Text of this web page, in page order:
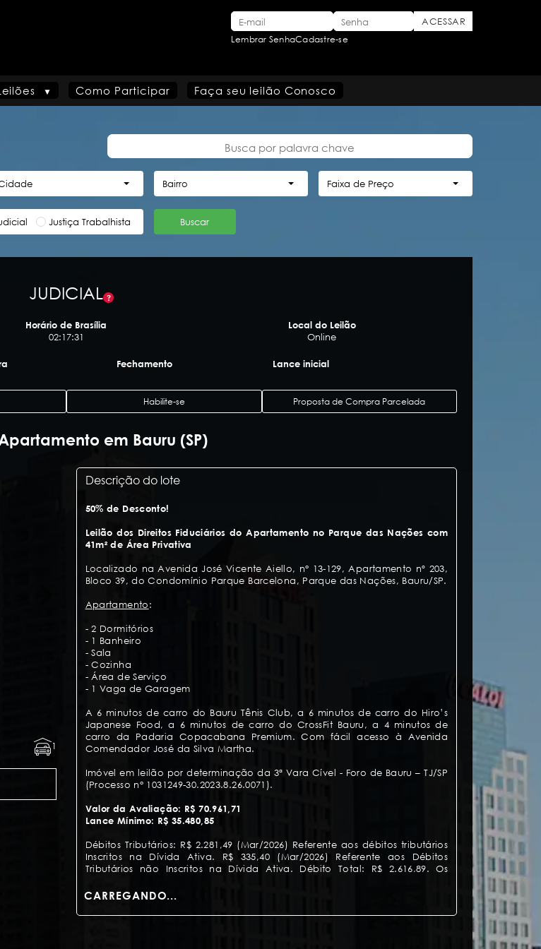
Lembrar SenhaCadastre-se
Como Participar Faça seu leilão Conosco
Bairro Faixa de Preço
Justiça Trabalhista Buscar
JUDICIAL ?
Horário de Brasília
02:17:32
Local do Leilão
Online
Fechamento Lance inicial
Habilite-se Proposta de Compra Parcelada
em Bauru (SP)
1
Descrição do lote
50% de Desconto!
Leilão dos Direitos Fiduciários do Apartamento no Parque das Nações com
41m² de Área Privativa
Localizado na Avenida José Vicente Aiello, n° 13-129, Apartamento nº 203,
Bloco 39, do Condomínio Parque Barcelona, Parque das Nações, Bauru/SP.
Apartamento:
- 2 Dormitórios
- 1 Banheiro
- Sala
- Cozinha
- Área de Serviço
- 1 Vaga de Garagem
A 6 minutos de carro do Bauru Tênis Club, a 6 minutos de carro do Hiro’s
Japanese Food, a 6 minutos de carro do CrossFit Bauru, a 4 minutos de
carro da Padaria Copacabana Premium. Com fácil acesso à Avenida
Comendador José da Silva Martha.
Imóvel em leilão por determinação da 3ª Vara Cível - Foro de Bauru – TJ/SP
(Processo n° 1031249-30.2023.8.26.0071).
Valor da Avaliação: R$ 70.961,71
Lance Mínimo: R$ 35.480,85
Débitos Tributários: R$ 2.281,49 (Mar/2026) Referente aos débitos tributários
Inscritos na Dívida Ativa. R$ 335,40 (Mar/2026) Referente aos Débitos
Tributários não Inscritos na Dívida Ativa. Débito Total: R$ 2.616,89. Os
130, Parágrafo Único, Código Tributário Nacional).
Débito Exequendo/Condominial: R$ 7.240,14 referente aos débitos
CARREGANDO...